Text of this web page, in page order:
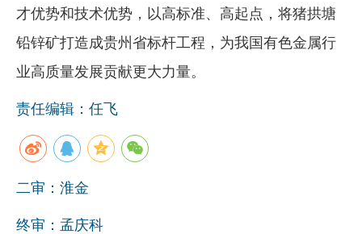
才优势和技术优势，以高标准、高起点，将猪拱塘
铅锌矿打造成贵州省标杆工程，为我国有色金属行
业高质量发展贡献更大力量。
责任编辑：任飞
二审：淮金
终审：孟庆科